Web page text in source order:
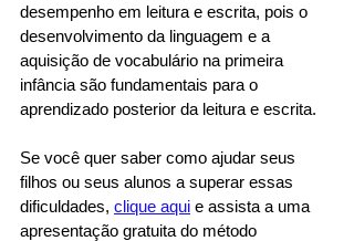
desempenho em leitura e escrita, pois o
desenvolvimento da linguagem e a
aquisição de vocabulário na primeira
infância são fundamentais para o
aprendizado posterior da leitura e escrita.
Se você quer saber como ajudar seus
filhos ou seus alunos a superar essas
dificuldades, clique aqui e assista a uma
apresentação gratuita do método